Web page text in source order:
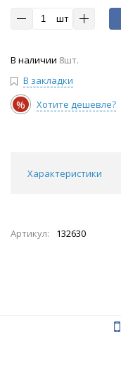
шт
В наличии 8шт.
В закладки
% Хотите дешевле?
Характеристики
Артикул: 132630